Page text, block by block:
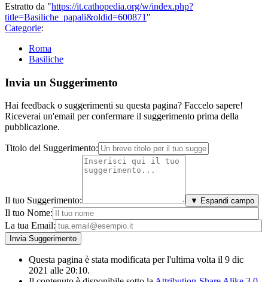
Estratto da "https://it.cathopedia.org/w/index.php?
title=Basiliche_papali&oldid=600871 "
Categorie:
Roma
Basiliche
Invia un Suggerimento
Hai feedback o suggerimenti su questa pagina? Faccelo sapere!
Riceverai un'email per confermare il suggerimento prima della
pubblicazione.
Titolo del Suggerimento:
Il tuo Suggerimento: ▼ Espandi campo
Il tuo Nome:
La tua Email:
Questa pagina è stata modificata per l'ultima volta il 9 dic
2021 alle 20:10.